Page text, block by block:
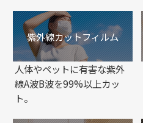
紫外線カットフィルム
人体やペットに有害な紫外
線A波B波を99%以上カッ
ト。